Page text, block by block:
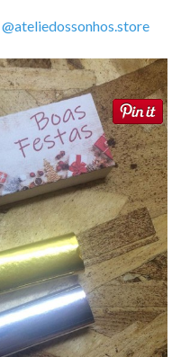
@ateliedossonhos.store